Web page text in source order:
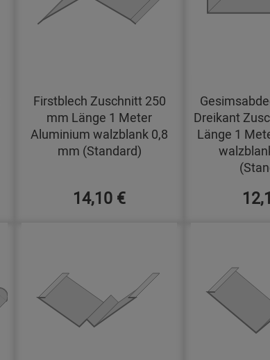
Firstblech Zuschnitt 250
mm Länge 1 Meter
Aluminium walzblank 0,8
mm (Standard)
14,10 €
Dreikant
Länge 1